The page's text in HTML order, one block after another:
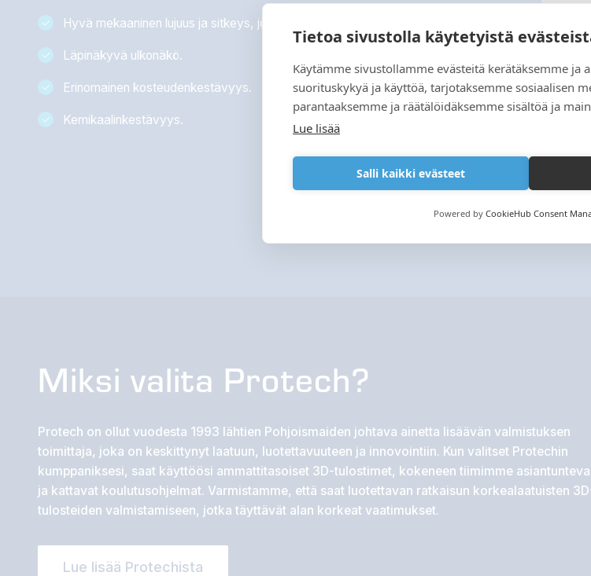
Tietoa sivustolla käytetyistä
Käytämme sivustollamme evästeitä kerätäksemme ja
suorituskykyä ja käyttöä, tarjotaksemme sosiaalisen
parantaaksemme ja räätälöidäksemme sisältöä ja
Lue lisää
Salli kaikki evästeet
Powered by CookieHub Consent
Hyvä mekaaninen lujuus ja sitkeys, joka on samanlainen kuin ABS:llä.
Läpinäkyvä ulkonäkö.
Erinomainen kosteudenkestävyys.
Kemikaalinkestävyys.
Miksi valita Protech?
Protech on ollut vuodesta 1993 lähtien Pohjoismaiden johtava ainetta lisäävän valmistuksen
toimittaja, joka on keskittynyt laatuun, luotettavuuteen ja innovointiin. Kun valitset Protechin
kumppaniksesi, saat käyttöösi ammattitasoiset 3D-tulostimet, kokeneen tiimimme
ja kattavat koulutusohjelmat. Varmistamme, että saat luotettavan ratkaisun korkealaatuisten
tulosteiden valmistamiseen, jotka täyttävät alan korkeat vaatimukset.
Lue lisää Protechista